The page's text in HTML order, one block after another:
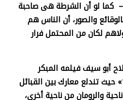
– كما لو أن الشرطة هى صاحبة
والصور، أن الناس هم
لكان من المحتمل فرار
أبو سيف فيلمه المبكر
«مغامرات عنتر وعبلة 1948» حيث تندلع معارك بين القبائل
والرومان من ناحية أخرى،